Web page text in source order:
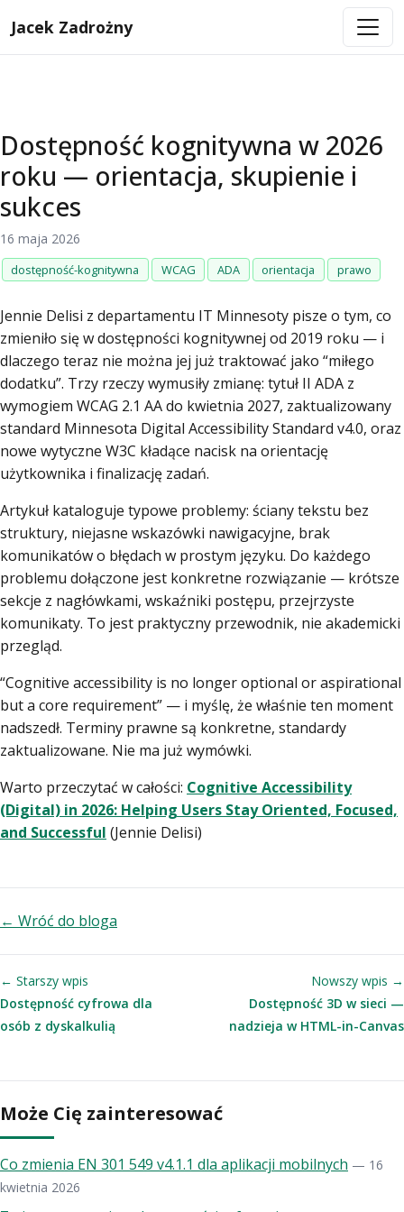
Jacek Zadrożny
Dostępność kognitywna w 2026
roku — orientacja, skupienie i
sukces
16 maja 2026
dostępność-kognitywna WCAG ADA orientacja prawo
Jennie Delisi z departamentu IT Minnesoty pisze o tym, co
zmieniło się w dostępności kognitywnej od 2019 roku — i
dlaczego teraz nie można jej już traktować jako “miłego
dodatku”. Trzy rzeczy wymusiły zmianę: tytuł II ADA z
wymogiem WCAG 2.1 AA do kwietnia 2027, zaktualizowany
standard Minnesota Digital Accessibility Standard v4.0, oraz
nowe wytyczne W3C kładące nacisk na orientację
użytkownika i finalizację zadań.
Artykuł kataloguje typowe problemy: ściany tekstu bez
struktury, niejasne wskazówki nawigacyjne, brak
komunikatów o błędach w prostym języku. Do każdego
problemu dołączone jest konkretne rozwiązanie — krótsze
sekcje z nagłówkami, wskaźniki postępu, przejrzyste
komunikaty. To jest praktyczny przewodnik, nie akademicki
przegląd.
“Cognitive accessibility is no longer optional or aspirational
but a core requirement” — i myślę, że właśnie ten moment
nadszedł. Terminy prawne są konkretne, standardy
zaktualizowane. Nie ma już wymówki.
Warto przeczytać w całości: Cognitive Accessibility
(Digital) in 2026: Helping Users Stay Oriented, Focused,
and Successful (Jennie Delisi)
← Wróć do bloga
← Starszy wpis
Dostępność cyfrowa dla
osób z dyskalkulią
Nowszy wpis →
Dostępność 3D w sieci —
nadzieja w HTML-in-Canvas
Może Cię zainteresować
Co zmienia EN 301 549 v4.1.1 dla aplikacji mobilnych — 16
kwietnia 2026